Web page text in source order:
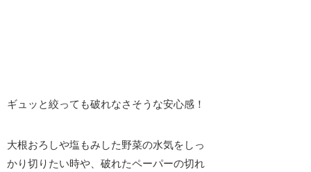
ギュッと絞っても破れなさそうな安心感 ！
大根おろしや塩もみした野菜の水気をしっ
かり切りたい時や、破れたペーパーの切れ